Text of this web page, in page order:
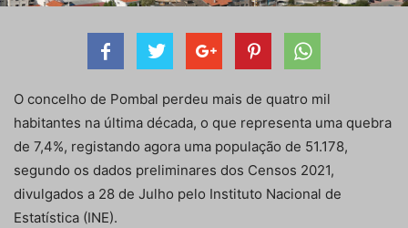
O concelho de Pombal perdeu mais de quatro mil
habitantes na última década, o que representa uma quebra
de 7,4%, registando agora uma população de 51.178,
segundo os dados preliminares dos Censos 2021,
divulgados a 28 de Julho pelo Instituto Nacional de
Estatística (INE).